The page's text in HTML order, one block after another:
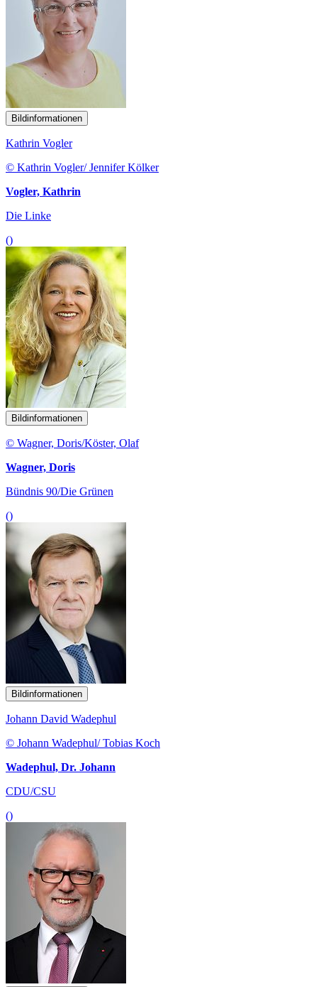
Bildinformationen
Kathrin Vogler
© Kathrin Vogler/ Jennifer Kölker
Vogler, Kathrin
Die Linke
()
Bildinformationen
© Wagner, Doris/Köster, Olaf
Wagner, Doris
Bündnis 90/Die Grünen
()
Bildinformationen
Johann David Wadephul
© Johann Wadephul/ Tobias Koch
Wadephul, Dr. Johann
CDU/CSU
()